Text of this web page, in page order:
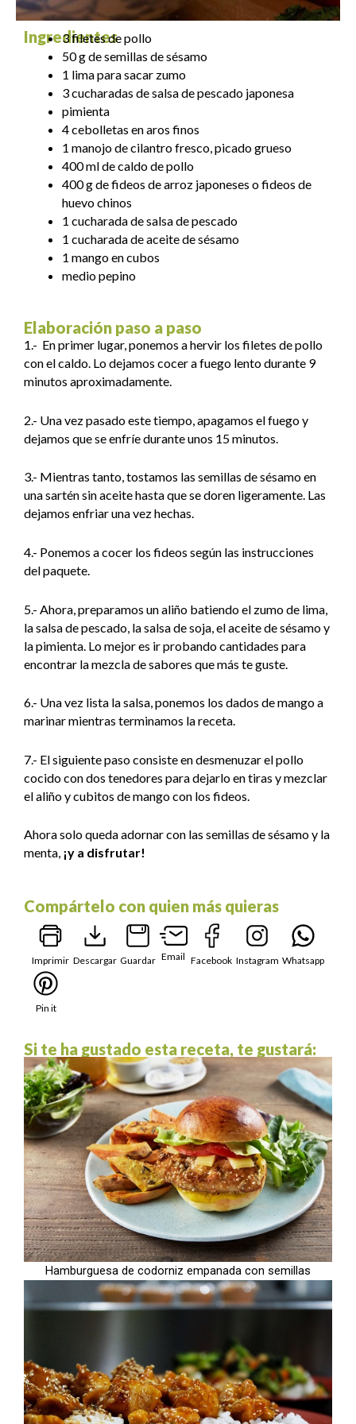
Ingredientes
3 filetes de pollo
50 g de semillas de sésamo
1 lima para sacar zumo
3 cucharadas de salsa de pescado japonesa
pimienta
4 cebolletas en aros finos
1 manojo de cilantro fresco, picado grueso
400 ml de caldo de pollo
400 g de fideos de arroz japoneses o fideos de
huevo chinos
1 cucharada de salsa de pescado
1 cucharada de aceite de sésamo
1 mango en cubos
medio pepino
Elaboración paso a paso
1.- En primer lugar, ponemos a hervir los filetes de pollo
con el caldo. Lo dejamos cocer a fuego lento durante 9
minutos aproximadamente.
2.- Una vez pasado este tiempo, apagamos el fuego y
dejamos que se enfríe durante unos 15 minutos.
3.- Mientras tanto, tostamos las semillas de sésamo en
una sartén sin aceite hasta que se doren ligeramente. Las
dejamos enfriar una vez hechas.
4.- Ponemos a cocer los fideos según las instrucciones
del paquete.
5.- Ahora, preparamos un aliño batiendo el zumo de lima,
la salsa de pescado, la salsa de soja, el aceite de sésamo y
la pimienta. Lo mejor es ir probando cantidades para
encontrar la mezcla de sabores que más te guste.
6.- Una vez lista la salsa, ponemos los dados de mango a
marinar mientras terminamos la receta.
7.- El siguiente paso consiste en desmenuzar el pollo
cocido con dos tenedores para dejarlo en tiras y mezclar
el aliño y cubitos de mango con los fideos.
Ahora solo queda adornar con las semillas de sésamo y la
menta, ¡y a disfrutar!
Compártelo con quien más quieras
Imprimir Descargar Guardar Email Facebook Instagram Whatsapp
Pin it
Si te ha gustado esta receta, te gustará:
Hamburguesa de codorniz empanada con semillas